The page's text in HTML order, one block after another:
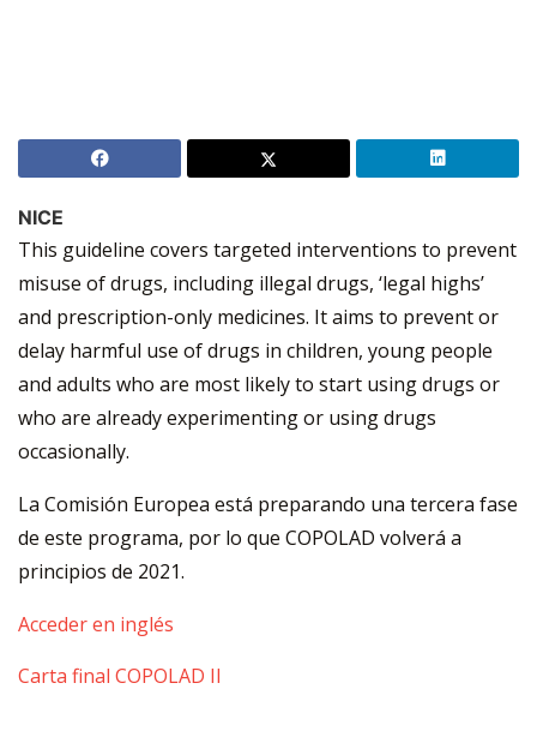
NICE
This guideline covers targeted interventions to prevent
misuse of drugs, including illegal drugs, ‘legal highs’
and prescription-only medicines. It aims to prevent or
delay harmful use of drugs in children, young people
and adults who are most likely to start using drugs or
who are already experimenting or using drugs
occasionally.
La Comisión Europea está preparando una tercera fase
de este programa, por lo que COPOLAD volverá a
principios de 2021.
Acceder en inglés
Carta final COPOLAD II